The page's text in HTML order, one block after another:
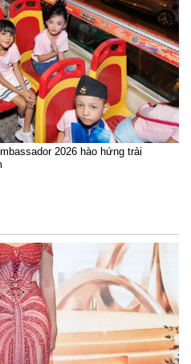
2026 hào hứng trải